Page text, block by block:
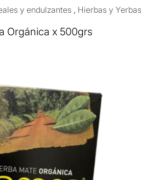
y endulzantes , Hierbas y Yerbas
Orgánica x 500grs